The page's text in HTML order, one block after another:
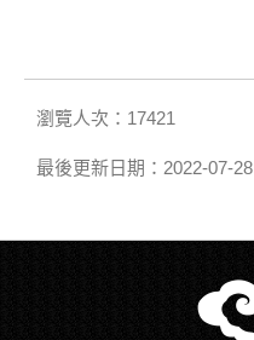
瀏覽人次：17421
最後更新日期：2022-07-28